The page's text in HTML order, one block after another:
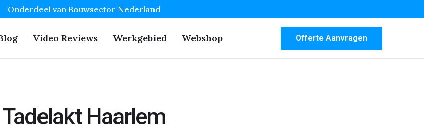
Onderdeel van Bouwsector Nederland
Video Reviews Werkgebied Webshop Offerte Aanvragen
Tadelakt Haarlem